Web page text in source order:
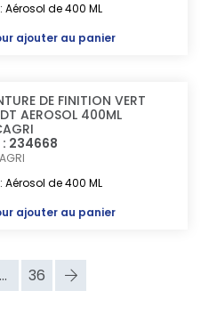
de 400 ML
ajouter au panier
DE FINITION VERT
AEROSOL 400ML
: 234668
de 400 ML
ajouter au panier
... 36